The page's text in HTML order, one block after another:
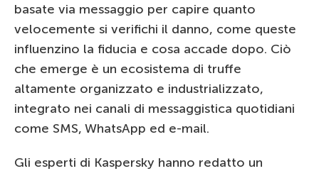
basate via messaggio per capire quanto
velocemente si verifichi il danno, come queste
influenzino la fiducia e cosa accade dopo. Ciò
che emerge è un ecosistema di truffe
altamente organizzato e industrializzato,
integrato nei canali di messaggistica quotidiani
come SMS, WhatsApp ed e-mail.
Gli esperti di Kaspersky hanno redatto un